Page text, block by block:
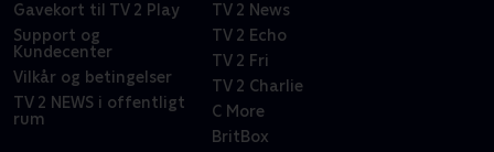
Gavekort til TV 2 Play
Support og
Kundecenter
Vilkår og betingelser
TV 2 NEWS i offentligt
rum
TV 2 News
TV 2 Echo
TV 2 Fri
TV 2 Charlie
C More
BritBox